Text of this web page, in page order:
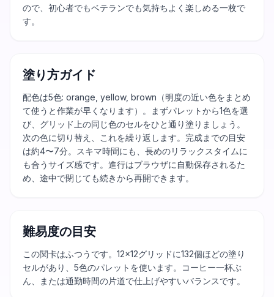
ので、初心者でもベテランでも気持ちよく楽しめる一枚で
す。
塗り方ガイド
配色は5色: orange, yellow, brown（明度の近い色をまとめ
て使うと作業が早くなります）。まずパレットから1色を選
び、グリッド上の同じ色のセルをひと通り塗りましょう。
次の色に切り替え、これを繰り返します。完成までの目安
は約4〜7分。スキマ時間にも、長めのリラックスタイムに
も合うサイズ感です。進行はブラウザに自動保存されるた
め、途中で閉じても続きから再開できます。
難易度の目安
この関卡はふつうです。12×12グリッドに132個ほどの塗り
セルがあり、5色のパレットを使います。コーヒー一杯ぶ
ん、または通勤時間の片道で仕上げやすいバランスです。